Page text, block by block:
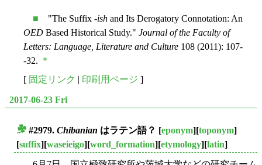
■ "The Suffix -ish and Its Derogatory Connotation: An
OED Based Historical Study." Journal of the Faculty of
Letters: Language, Literature and Culture 108 (2011): 107-
-32. *
[ 固定リンク | 印刷用ページ ]
2017-06-23 Fri
#2979. Chibanian はラテン語？ [eponym][toponym]
[suffix][waseieigo][word_formation][etymology][latin]